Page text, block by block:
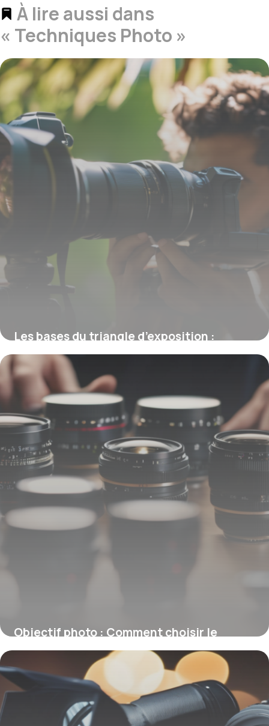
À lire aussi dans
« Techniques Photo »
Les bases du triangle d’exposition :
maîtriser la lumière en photographie
16 février 2026
Objectif photo : Comment choisir le
meilleur en 2026 grâce à ses
caractéristiques
12 février 2026